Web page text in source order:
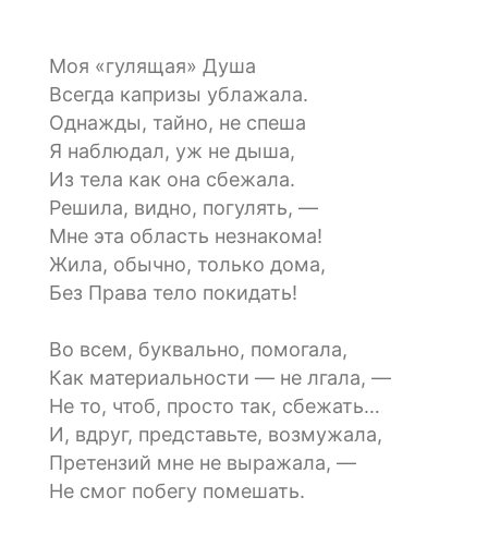
Моя «гулящая» Душа
Всегда капризы ублажала.
Однажды, тайно, не спеша
Я наблюдал, уж не дыша,
Из тела как она сбежала.
Решила, видно, погулять, —
Мне эта область незнакома!
Жила, обычно, только дома,
Без Права тело покидать!
Во всем, буквально, помогала,
Как материальности — не лгала, —
Не то, чтоб, просто так, сбежать…
И, вдруг, представьте, возмужала,
Претензий мне не выражала, —
Не смог побегу помешать.